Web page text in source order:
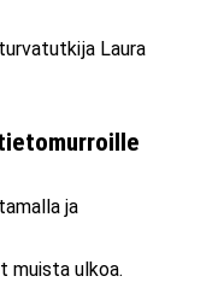
Laura
ja
muista ulkoa.